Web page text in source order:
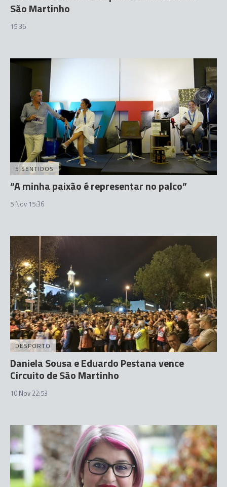
São Martinho
15:36
5 SENTIDOS
“A minha paixão é representar no palco”
5 Nov 15:36
DESPORTO
Daniela Sousa e Eduardo Pestana vence
Circuito de São Martinho
10 Nov 22:53